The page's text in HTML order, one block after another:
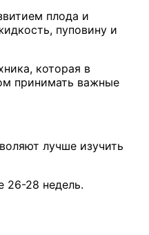
плода и
пуповину и
которая в
принимать важные
лучше изучить
26-28 недель.